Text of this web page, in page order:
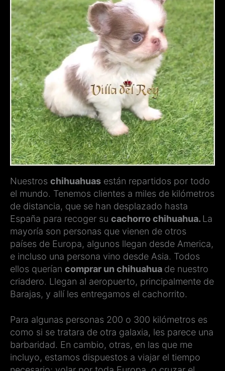
Nuestros chihuahuas están repartidos por todo
el mundo. Tenemos clientes a miles de kilómetros
de distancia, que se han desplazado hasta
España para recoger su cachorro chihuahua. La
mayoría son personas que vienen de otros
países de Europa, algunos llegan desde America,
e incluso una persona vino desde Asia. Todos
ellos querían comprar un chihuahua de nuestro
criadero. Llegan al aeropuerto, principalmente de
Barajas, y allí les entregamos el cachorrito.
Para algunas personas 200 o 300 kilómetros es
como si se tratara de otra galaxia, les parece una
barbaridad. En cambio, otras, en las que me
incluyo, estamos dispuestos a viajar el tiempo